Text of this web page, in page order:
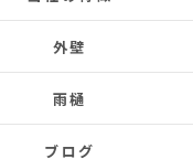
and although
problem was
would reappear
外壁
雨樋
ブログ